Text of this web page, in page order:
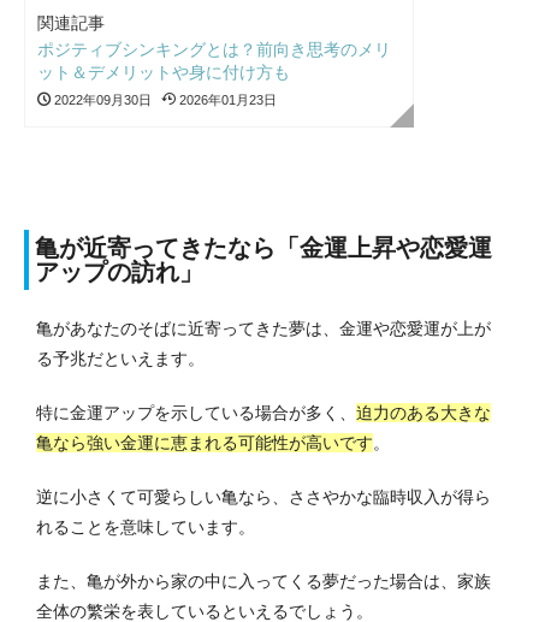
関連記事
ポジティブシンキングとは？前向き思考のメリ
ット＆デメリットや身に付け方も
2022年09月30日 2026年01月23日
亀が近寄ってきたなら「金運上昇や恋愛運
アップの訪れ」
亀があなたのそばに近寄ってきた夢は、金運や恋愛運が上が
る予兆だといえます。
特に金運アップを示している場合が多く、 迫力のある大きな
亀なら強い金運に恵まれる可能性が高いです。
逆に小さくて可愛らしい亀なら、ささやかな臨時収入が得ら
れることを意味しています。
また、亀が外から家の中に入ってくる夢だった場合は、家族
全体の繁栄を表しているといえるでしょう。